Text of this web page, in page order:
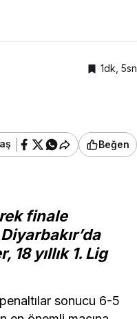
1dk, 5sn
Beğen
finale
yıllık 1. Lig
sonucu 6-5